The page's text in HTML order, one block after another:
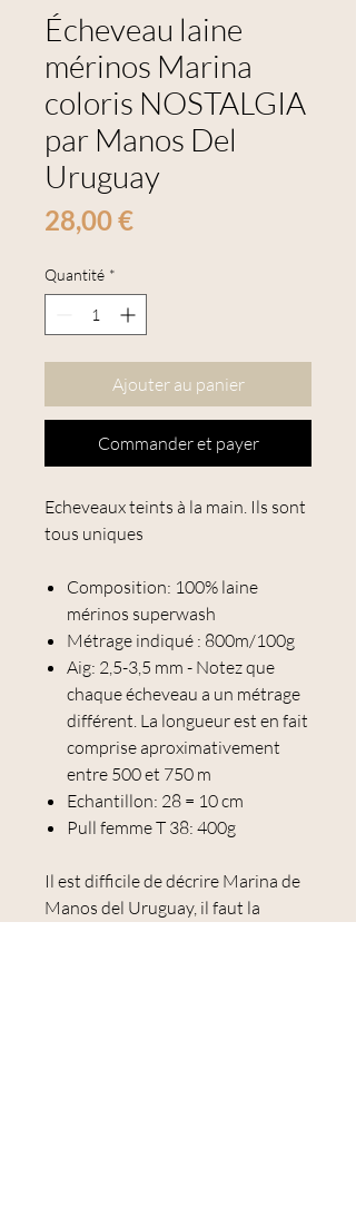
Écheveau laine
mérinos Marina
coloris NOSTALGIA
par Manos Del
Uruguay
28,00 €Prix
Quantité *
Ajouter au panier
Commander et payer
Echeveaux teints à la main. Ils sont
tous uniques
Composition: 100% laine
mérinos superwash
Métrage indiqué : 800m/100g
Aig: 2,5-3,5 mm - Notez que
chaque écheveau a un métrage
différent. La longueur est en fait
comprise aproximativement
entre 500 et 750 m
Echantillon: 28 = 10 cm
Pull femme T 38: 400g
Il est difficile de décrire Marina de
Manos del Uruguay, il faut la